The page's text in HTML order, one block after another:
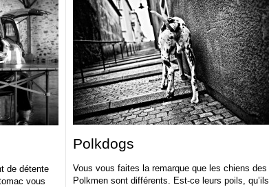
de détente
vous
Polkdogs
Vous vous faites la remarque que les chiens des
Polkmen sont différents. Est-ce leurs poils, qu’ils